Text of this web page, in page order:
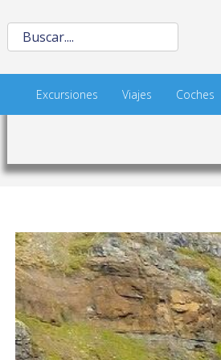
Excursiones Viajes Coches